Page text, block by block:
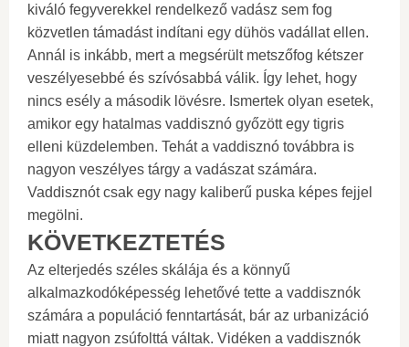
kiváló fegyverekkel rendelkező vadász sem fog
közvetlen támadást indítani egy dühös vadállat ellen.
Annál is inkább, mert a megsérült metszőfog kétszer
veszélyesebbé és szívósabbá válik. Így lehet, hogy
nincs esély a második lövésre. Ismertek olyan esetek,
amikor egy hatalmas vaddisznó győzött egy tigris
elleni küzdelemben. Tehát a vaddisznó továbbra is
nagyon veszélyes tárgy a vadászat számára.
Vaddisznót csak egy nagy kaliberű puska képes fejjel
megölni.
KÖVETKEZTETÉS
Az elterjedés széles skálája és a könnyű
alkalmazkodóképesség lehetővé tette a vaddisznók
számára a populáció fenntartását, bár az urbanizáció
miatt nagyon zsúfolttá váltak. Vidéken a vaddisznók